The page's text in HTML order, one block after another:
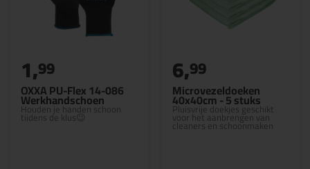
OXXA PU-Flex 14-086
Werkhandschoen
Houden je handen schoon
tijdens de klus😉
1,99
Microvezeldoeken
40x40cm - 5 stuks
Pluisvrije doekjes geschikt
voor het aanbrengen van
cleaners en schoonmaken
6,99